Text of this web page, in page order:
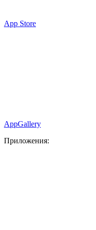
App Store
AppGallery
Приложения: